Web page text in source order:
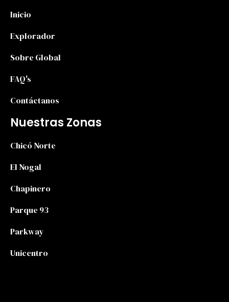
Inicio
Explorador
Sobre Global
FAQ's
Contáctanos
Nuestras Zonas
Chicó Norte
El Nogal
Chapinero
Parque 93
Parkway
Unicentro